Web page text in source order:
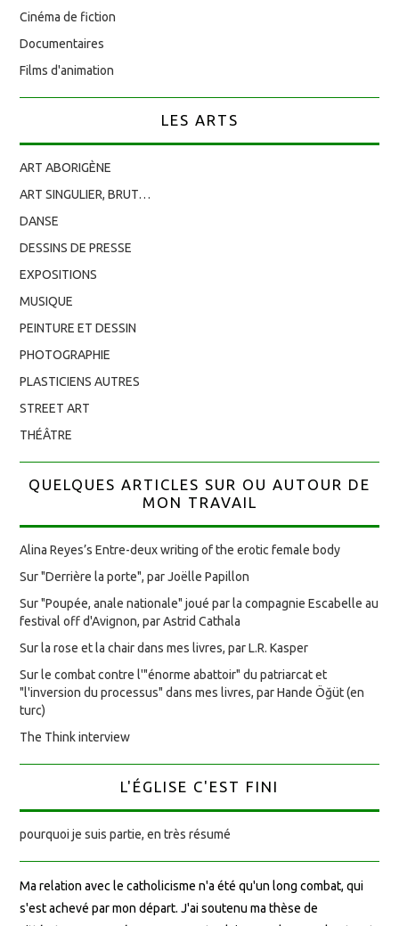
Cinéma de fiction
Documentaires
Films d'animation
LES ARTS
ART ABORIGÈNE
ART SINGULIER, BRUT…
DANSE
DESSINS DE PRESSE
EXPOSITIONS
MUSIQUE
PEINTURE ET DESSIN
PHOTOGRAPHIE
PLASTICIENS AUTRES
STREET ART
THÉÂTRE
QUELQUES ARTICLES SUR OU AUTOUR DE
MON TRAVAIL
Alina Reyes’s Entre-deux writing of the erotic female body
Sur "Derrière la porte", par Joëlle Papillon
Sur "Poupée, anale nationale" joué par la compagnie Escabelle au
festival off d'Avignon, par Astrid Cathala
Sur la rose et la chair dans mes livres, par L.R. Kasper
Sur le combat contre l'"énorme abattoir" du patriarcat et
"l'inversion du processus" dans mes livres, par Hande Öğüt (en
turc)
The Think interview
L'ÉGLISE C'EST FINI
pourquoi je suis partie, en très résumé
Ma relation avec le catholicisme n'a été qu'un long combat, qui
s'est achevé par mon départ. J'ai soutenu ma thèse de